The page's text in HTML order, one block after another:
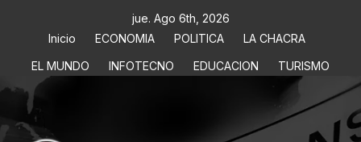
jue. Ago 6th, 2026
Inicio
ECONOMIA POLITICA
LA CHACRA
EL MUNDO
INFOTECNO EDUCACION TURISMO